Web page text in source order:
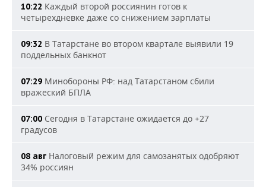
10:22 Каждый второй россиянин готов к
четырехдневке даже со снижением зарплаты
09:32 В Татарстане во втором квартале выявили 19
поддельных банкнот
07:29 Минобороны РФ: над Татарстаном сбили
вражеский БПЛА
07:00 Сегодня в Татарстане ожидается до +27
градусов
08 авг Налоговый режим для самозанятых одобряют
34% россиян